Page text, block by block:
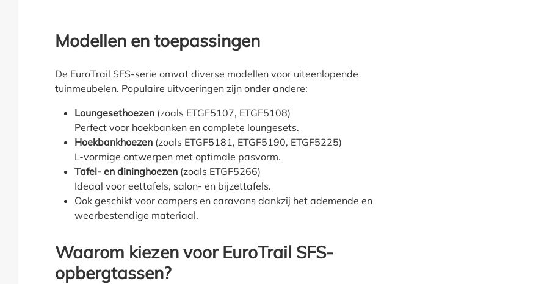
Modellen en toepassingen
De EuroTrail SFS-serie omvat diverse modellen voor uiteenlopende
tuinmeubelen. Populaire uitvoeringen zijn onder andere:
Loungesethoezen (zoals ETGF5107, ETGF5108)
Perfect voor hoekbanken en complete loungesets.
Hoekbankhoezen (zoals ETGF5181, ETGF5190, ETGF5225)
L-vormige ontwerpen met optimale pasvorm.
Tafel- en dininghoezen (zoals ETGF5266)
Ideaal voor eettafels, salon- en bijzettafels.
Ook geschikt voor campers en caravans dankzij het ademende en
weerbestendige materiaal.
Waarom kiezen voor EuroTrail SFS-
opbergtassen?